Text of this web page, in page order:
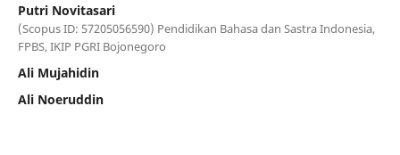
Putri Novitasari
(Scopus ID: 57205056590) Pendidikan Bahasa dan Sastra Indonesia,
FPBS, IKIP PGRI Bojonegoro
Ali Mujahidin
Ali Noeruddin